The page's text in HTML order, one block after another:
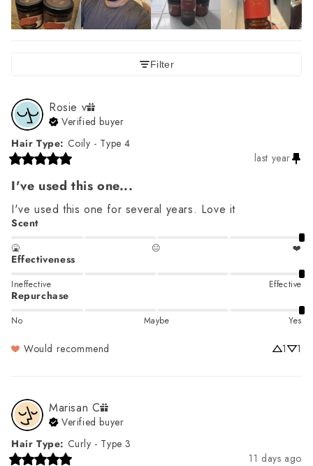
Filter
Rosie v
Verified buyer
Hair Type: Coily - Type 4
last year
I've used this one...
I've used this one for several years. Love it
Scent
🤮 😐 ❤️
Effectiveness
Ineffective Effective
Repurchase
No Maybe Yes
Would recommend 1 1
Marisan C
Verified buyer
Hair Type: Curly - Type 3
11 days ago